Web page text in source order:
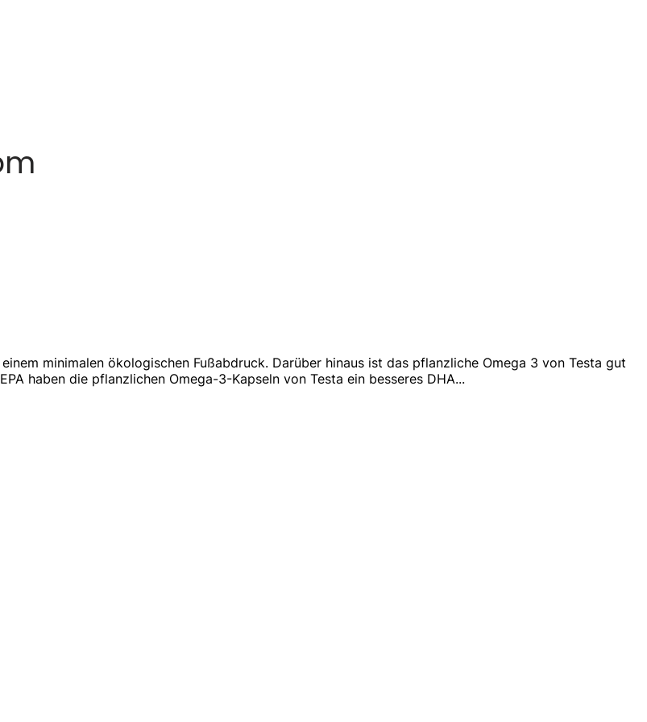
minimalen ökologischen Fußabdruck. Darüber hinaus ist das pflanzliche Omega 3 von Testa gut
haben die pflanzlichen Omega-3-Kapseln von Testa ein besseres DHA...